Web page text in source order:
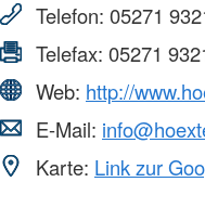
Telefon: 05271
Telefax: 05271
Web: http://
E-Mail:
Karte: Link zur